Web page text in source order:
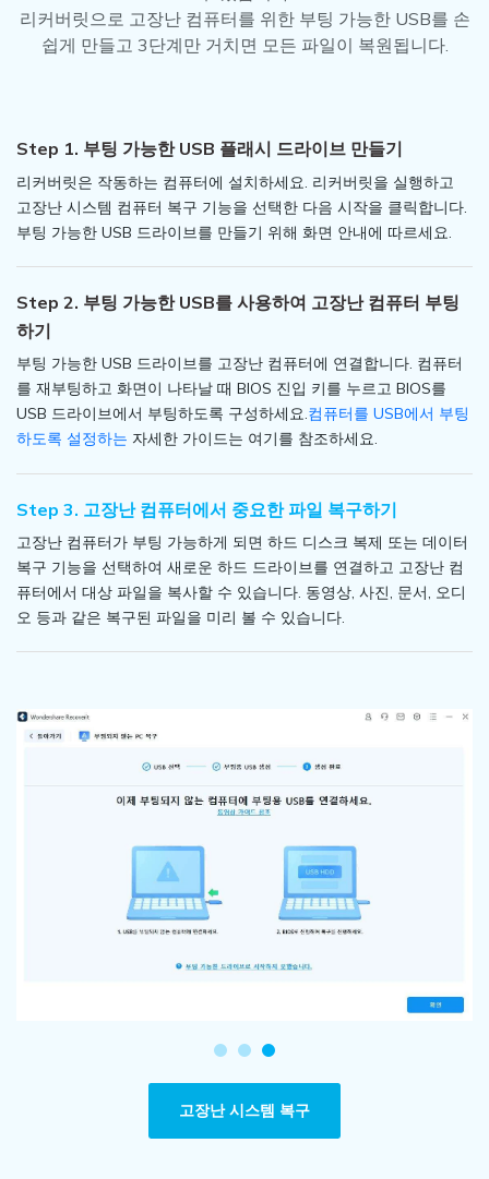
리커버릿으로 고장난 컴퓨터를 위한 부팅 가능한 USB를 손
쉽게 만들고 3단계만 거치면 모든 파일이 복원됩니다.
Step 1. 부팅 가능한 USB 플래시 드라이브 만들기
리커버릿은 작동하는 컴퓨터에 설치하세요. 리커버릿을 실행하고
고장난 시스템 컴퓨터 복구 기능을 선택한 다음 시작을 클릭합니다.
부팅 가능한 USB 드라이브를 만들기 위해 화면 안내에 따르세요.
Step 2. 부팅 가능한 USB를 사용하여 고장난 컴퓨터 부팅
하기
부팅 가능한 USB 드라이브를 고장난 컴퓨터에 연결합니다. 컴퓨터
를 재부팅하고 화면이 나타날 때 BIOS 진입 키를 누르고 BIOS를
USB 드라이브에서 부팅하도록 구성하세요.컴퓨터를 USB에서 부팅
하도록 설정하는 자세한 가이드는 여기를 참조하세요.
Step 3. 고장난 컴퓨터에서 중요한 파일 복구하기
고장난 컴퓨터가 부팅 가능하게 되면 하드 디스크 복제 또는 데이터
복구 기능을 선택하여 새로운 하드 드라이브를 연결하고 고장난 컴
퓨터에서 대상 파일을 복사할 수 있습니다. 동영상, 사진, 문서, 오디
오 등과 같은 복구된 파일을 미리 볼 수 있습니다.
고장난 시스템 복구